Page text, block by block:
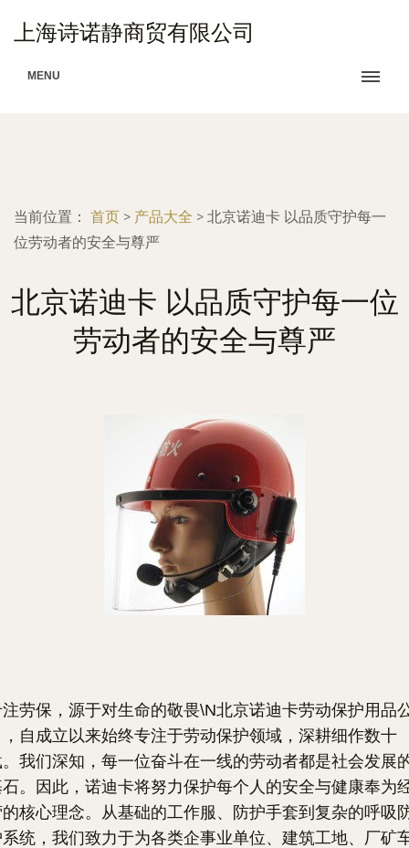
上海诗诺静商贸有限公司
MENU
当前位置： 首页 > 产品大全 > 北京诺迪卡 以品质守护每一
位劳动者的安全与尊严
北京诺迪卡 以品质守护每一位
劳动者的安全与尊严
劳保，源于对生命的敬畏\N北京诺迪卡劳动保护用品
自成立以来始终专注于劳动保护领域，深耕细作数十
我们深知，每一位奋斗在一线的劳动者都是社会发展
。因此，诺迪卡将努力保护每个人的安全与健康奉为
核心理念。从基础的工作服、防护手套到复杂的呼吸
统，我们致力于为各类企事业单位、建筑工地、厂矿